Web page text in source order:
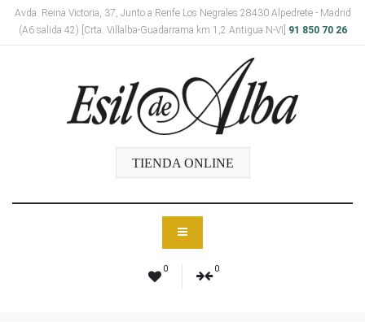
Avda. Reina Victoria, 37, Junto a Renfe Los Negrales 28430 Alpedrete - Madrid
(A6 salida 42) [Crta. Villalba-Guadarrama km 1,2 Antigua N-VI]
91 850 70 26
TIENDA ONLINE
0 0